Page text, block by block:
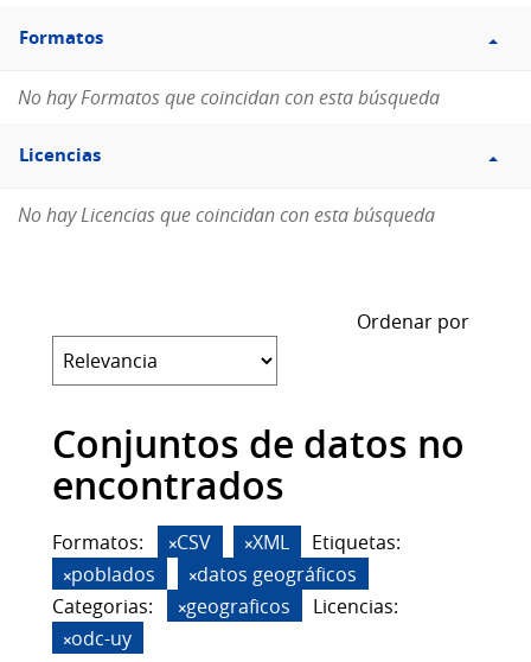
Filtro
Formatos
Formatos
No hay Formatos que coincidan con esta búsqueda
Filtro
Licencias
Licencias
No hay Licencias que coincidan con esta búsqueda
Ordenar por
Conjuntos de datos no
encontrados
Formatos: CSV XML
Etiquetas:
poblados
datos geográficos
Categorias:
geograficos
Licencias:
odc-uy